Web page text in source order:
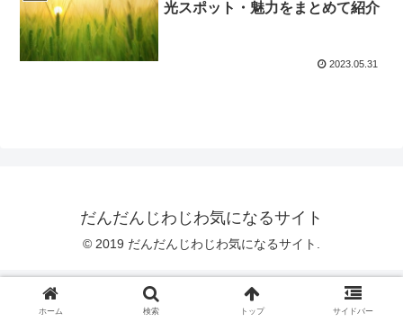
光スポット・魅力をまとめて紹介
2023.05.31
だんだんじわじわ気になるサイト
© 2019 だんだんじわじわ気になるサイト.
ホーム 検索 トップ サイドバー